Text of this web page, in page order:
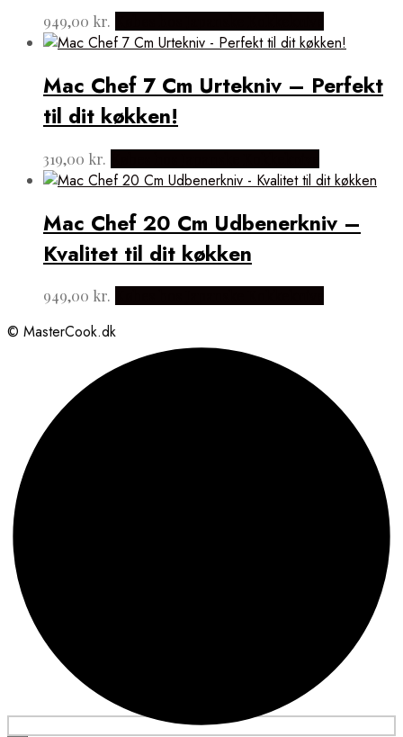
949,00 kr.
Mac Chef 7 Cm Urtekniv – Perfekt
til dit køkken!
319,00 kr.
Mac Chef 20 Cm Udbenerkniv –
Kvalitet til dit køkken
949,00 kr.
© MasterCook.dk